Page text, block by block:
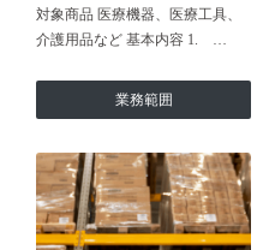
対象商品 医療機器、医療工具、
介護用品など 基本内容 1. …
業務範囲